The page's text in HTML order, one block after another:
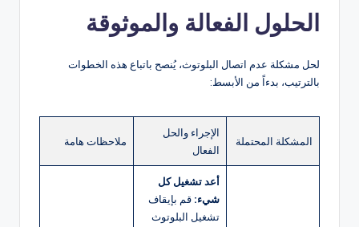
الحلول الفعالة والموثوقة
لحل مشكلة عدم اتصال البلوتوث، يُنصح باتباع هذه الخطوات
بالترتيب، بدءاً من الأبسط:
المشكلة المحتملة
الإجراء والحل
الفعال
ملاحظات هامة
أعد تشغيل كل
شيء: قم بإيقاف
تشغيل البلوتوث